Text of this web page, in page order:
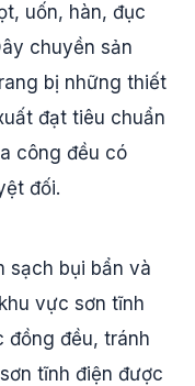
uốn, hàn, đục
chuyền sản
bị những thiết
đạt tiêu chuẩn
công đều có
đối.
sạch bụi bẩn và
vực sơn tĩnh
đồng đều, tránh
tĩnh điện được